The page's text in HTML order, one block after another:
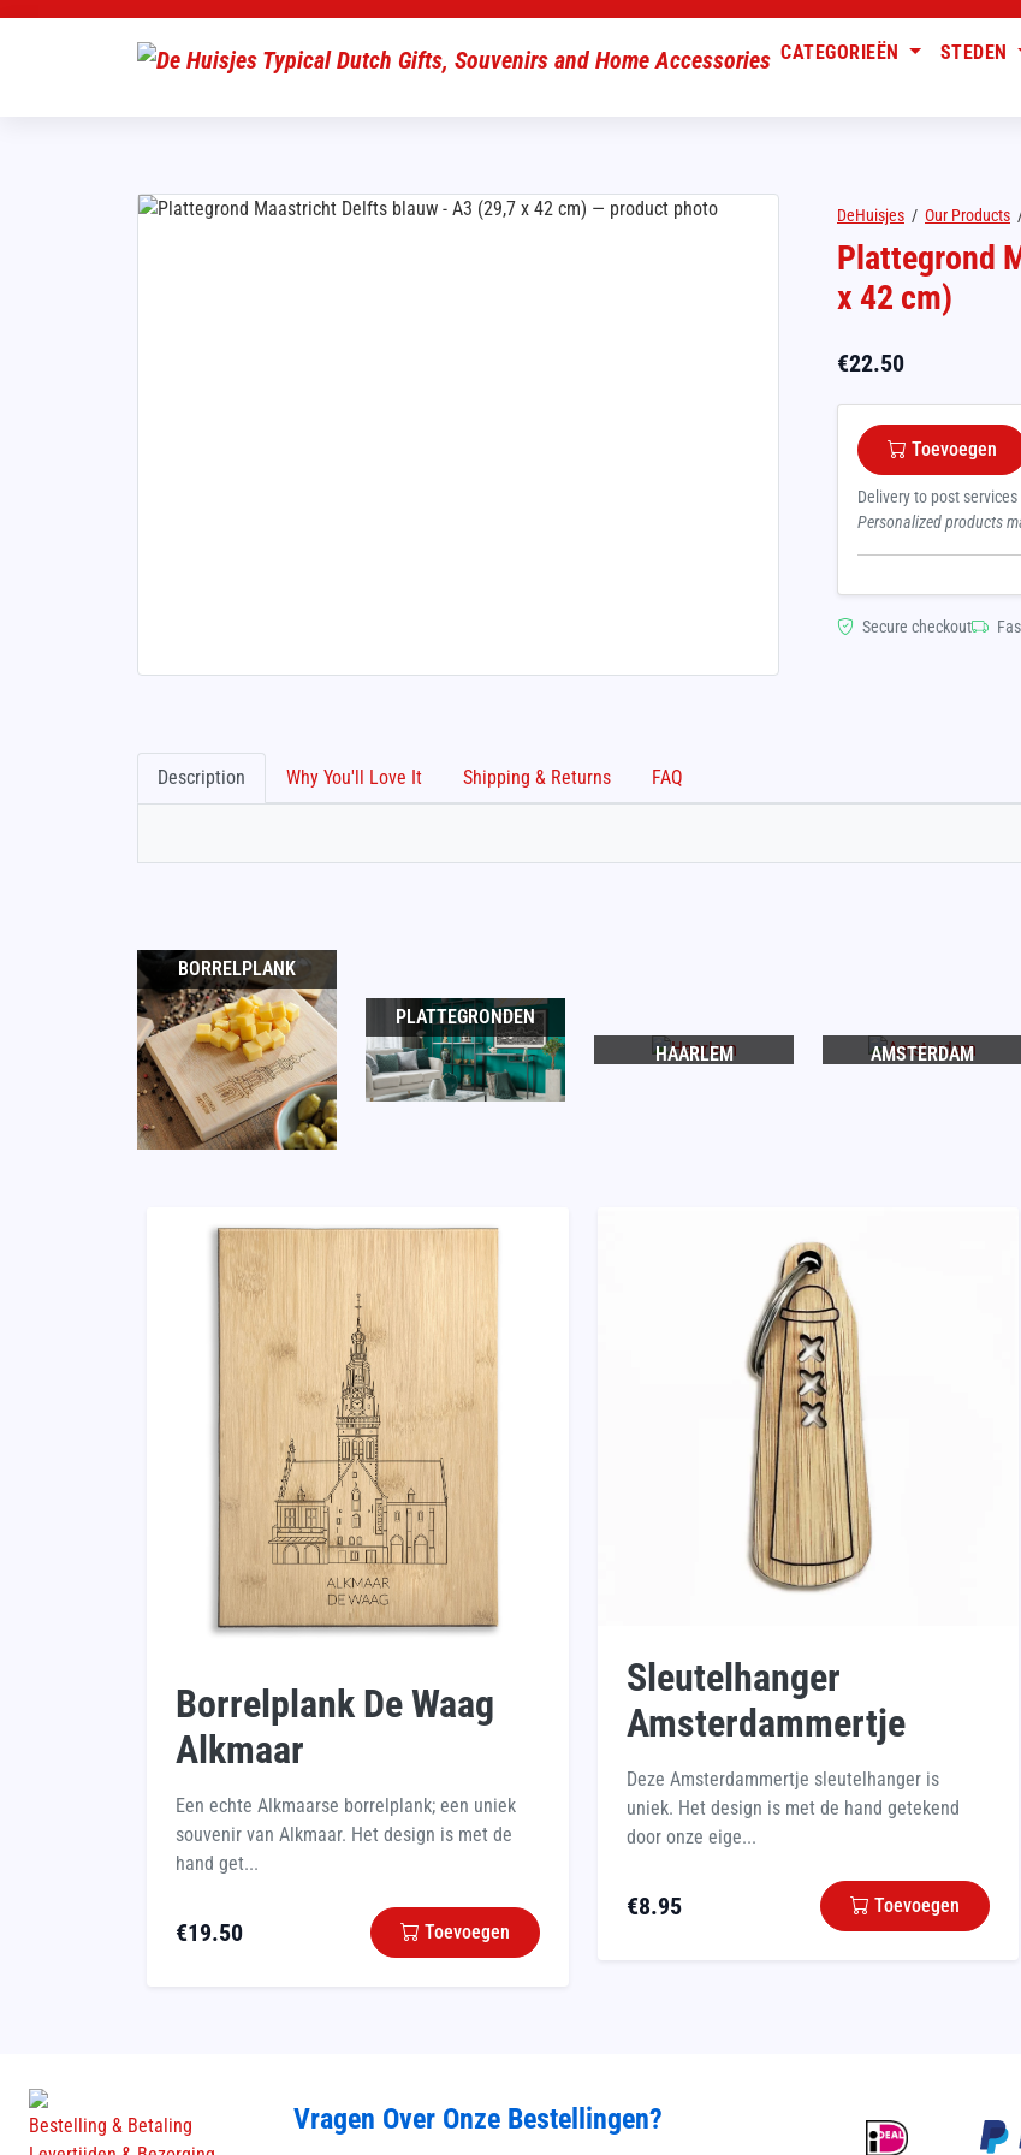
CATEGORIEËN STEDEN
DeHuisjes / Our Products
Plattegrond
x 42 cm)
€22.50
Toevoegen
Delivery to post
Personalized products
Secure checkout
Description Why You'll Love It Shipping & Returns FAQ
BORRELPLANK
PLATTEGRONDEN
HAARLEM
AMSTERDAM
Borrelplank De Waag
Alkmaar
Een echte Alkmaarse borrelplank; een uniek
souvenir van Alkmaar. Het design is met de
hand get...
€19.50 Toevoegen
Sleutelhanger
Amsterdammertje
Deze Amsterdammertje sleutelhanger is
uniek. Het design is met de hand getekend
door onze eige...
€8.95 Toevoegen
Bestelling & Betaling
Vragen Over Onze Bestellingen?